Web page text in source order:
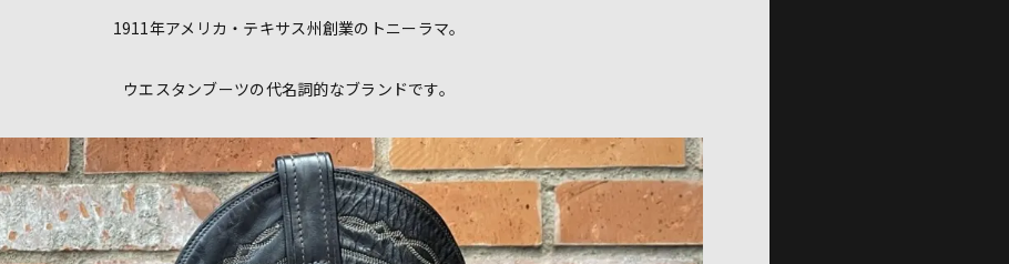
1911年アメリカ・テキサス州創業のトニーラマ。
ウエスタンブーツの代名詞的なブランドです。